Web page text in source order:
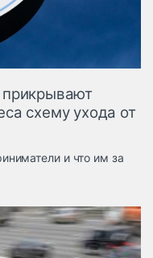
и
схему ухода от
и что им за